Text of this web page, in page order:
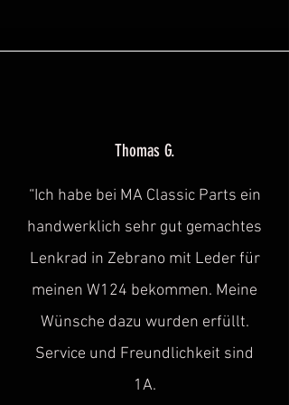
Thomas G.
“Ich habe bei MA Classic Parts ein
handwerklich sehr gut gemachtes
Lenkrad in Zebrano mit Leder für
meinen W124 bekommen. Meine
Wünsche dazu wurden erfüllt.
Service und Freundlichkeit sind
1A.